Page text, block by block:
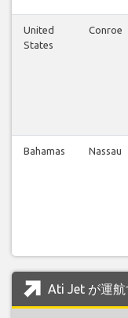
United
States
Conroe
Bahamas Nassau
Ati Jet が運